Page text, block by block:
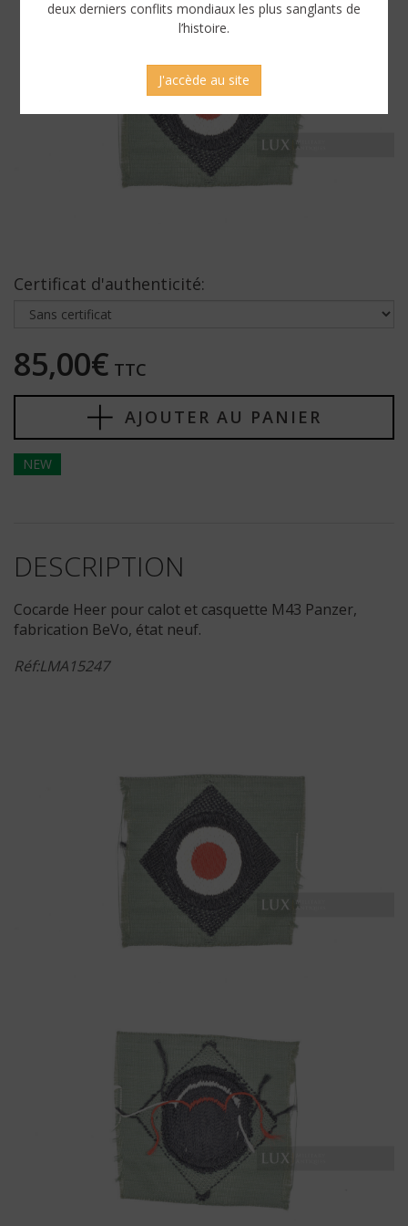
Certificat d'authenticité:
85,00€ TTC
AJOUTER AU PANIER
NEW
DESCRIPTION
Cocarde Heer pour calot et casquette M43 Panzer,
fabrication BeVo, état neuf.
Réf:LMA15247
deux derniers conflits mondiaux les plus sanglants de
l’histoire.
J'accède au site